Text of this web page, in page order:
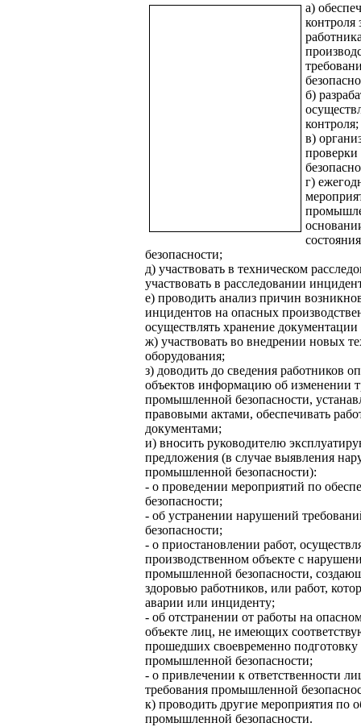
а)
контроля
б)
контроля;
в)
г)
безопасности;
д) участвовать в техническом
участвовать в расследовании
е) проводить анализ причин
инцидентов на опасных
осуществлять хранение
ж) участвовать во внедрении новых
оборудования;
з) доводить до сведения работников
объектов информацию об изменении
промышленной безопасности,
правовыми актами, обеспечивать
документами;
и) вносить руководителю
предложения (в случае выявления
промышленной безопасности):
- о проведении мероприятий по
безопасности;
- об устранении нарушений
безопасности;
- о приостановлении работ,
производственном объекте с
промышленной безопасности,
здоровью работников, или работ,
аварии или инциденту;
- об отстранении от работы на
объекте лиц, не имеющих
прошедших своевременно подготовку
промышленной безопасности;
- о привлечении к ответственности
требования промышленной
к) проводить другие мероприятия по
промышленной безопасности.